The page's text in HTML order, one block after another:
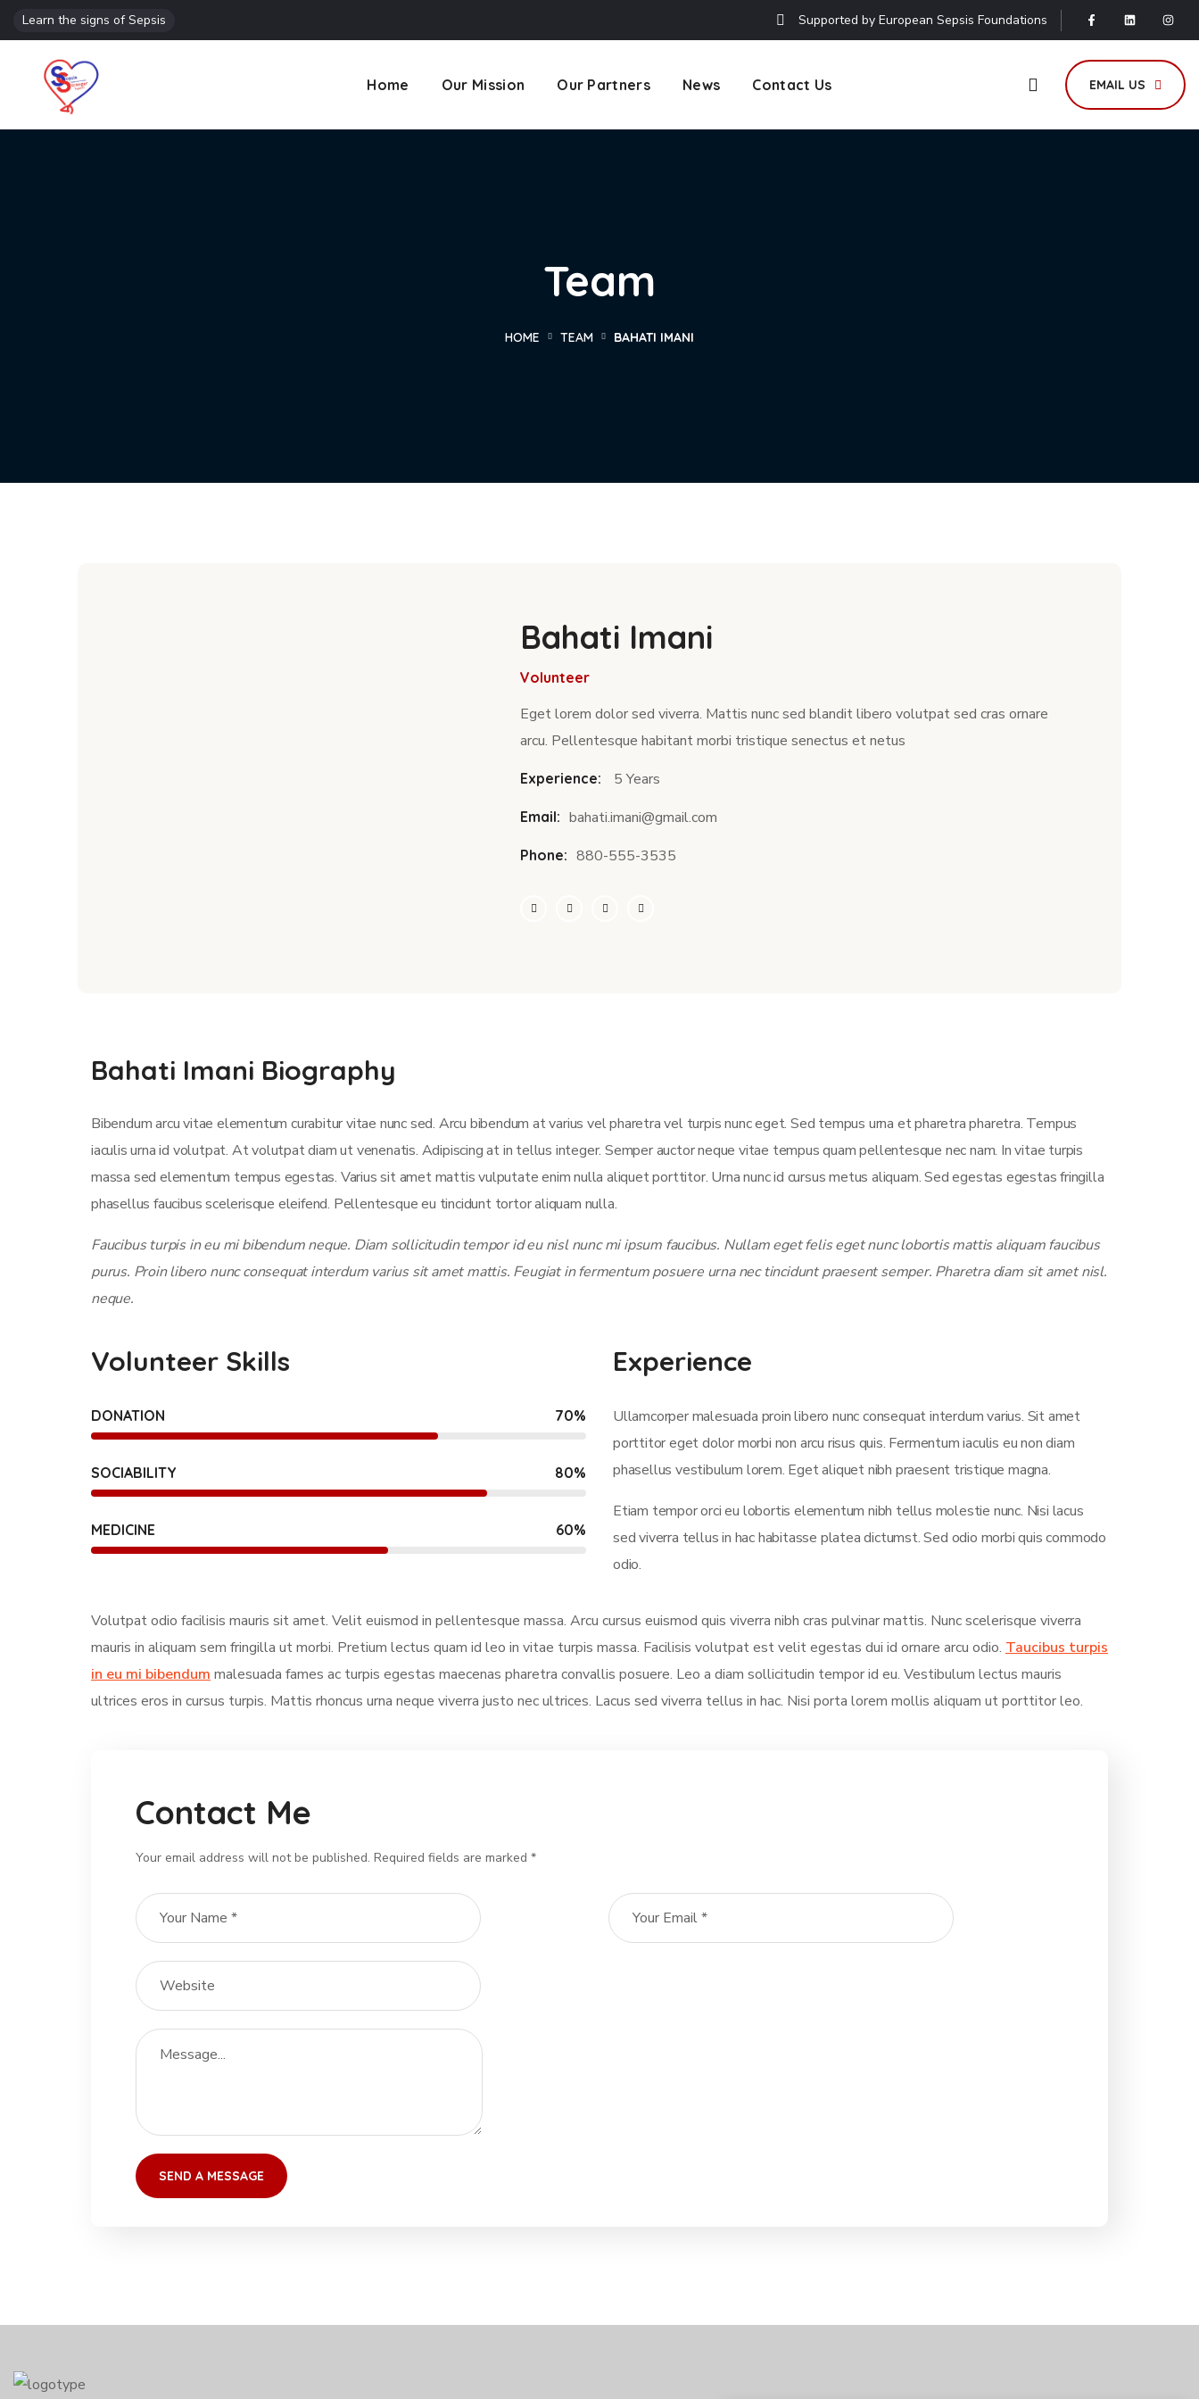
Learn the signs of Sepsis Supported by European Sepsis Foundations
Home Our Mission Our Partners News Contact Us EMAIL US
Team
HOME TEAM BAHATI IMANI
Bahati Imani
Volunteer
Eget lorem dolor sed viverra. Mattis nunc sed blandit libero volutpat sed cras ornare
arcu. Pellentesque habitant morbi tristique senectus et netus
Experience: 5 Years
Email: bahati.imani@gmail.com
Phone: 880-555-3535
Bahati Imani Biography
Bibendum arcu vitae elementum curabitur vitae nunc sed. Arcu bibendum at varius vel pharetra vel turpis nunc eget. Sed tempus urna et pharetra pharetra. Tempus
iaculis urna id volutpat. At volutpat diam ut venenatis. Adipiscing at in tellus integer. Semper auctor neque vitae tempus quam pellentesque nec nam. In vitae turpis
massa sed elementum tempus egestas. Varius sit amet mattis vulputate enim nulla aliquet porttitor. Urna nunc id cursus metus aliquam. Sed egestas egestas fringilla
phasellus faucibus scelerisque eleifend. Pellentesque eu tincidunt tortor aliquam nulla.
Faucibus turpis in eu mi bibendum neque. Diam sollicitudin tempor id eu nisl nunc mi ipsum faucibus. Nullam eget felis eget nunc lobortis mattis aliquam faucibus
purus. Proin libero nunc consequat interdum varius sit amet mattis. Feugiat in fermentum posuere urna nec tincidunt praesent semper. Pharetra diam sit amet nisl.
neque.
Volunteer Skills
DONATION 70%
SOCIABILITY 80%
MEDICINE 60%
Experience
Ullamcorper malesuada proin libero nunc consequat interdum varius. Sit amet
porttitor eget dolor morbi non arcu risus quis. Fermentum iaculis eu non diam
phasellus vestibulum lorem. Eget aliquet nibh praesent tristique magna.
Etiam tempor orci eu lobortis elementum nibh tellus molestie nunc. Nisi lacus
sed viverra tellus in hac habitasse platea dictumst. Sed odio morbi quis commodo
odio.
Volutpat odio facilisis mauris sit amet. Velit euismod in pellentesque massa. Arcu cursus euismod quis viverra nibh cras pulvinar mattis. Nunc scelerisque viverra
mauris in aliquam sem fringilla ut morbi. Pretium lectus quam id leo in vitae turpis massa. Facilisis volutpat est velit egestas dui id ornare arcu odio. Taucibus turpis
in eu mi bibendum malesuada fames ac turpis egestas maecenas pharetra convallis posuere. Leo a diam sollicitudin tempor id eu. Vestibulum lectus mauris
ultrices eros in cursus turpis. Mattis rhoncus urna neque viverra justo nec ultrices. Lacus sed viverra tellus in hac. Nisi porta lorem mollis aliquam ut porttitor leo.
Contact Me
Your email address will not be published. Required fields are marked *